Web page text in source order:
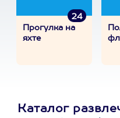
24
Прогулка на
яхте
Каталог